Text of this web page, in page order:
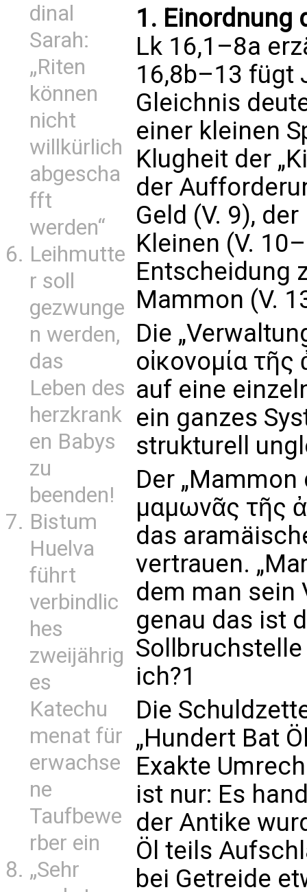
dinal
Sarah:
„Riten
können
nicht
willkürlich
abgescha
fft
werden“
Leihmutte
r soll
gezwunge
n werden,
das
Leben des
herzkrank
en Babys
zu
beenden!
Bistum
Huelva
führt
verbindlic
hes
zweijährig
es
Katechu
menat für
erwachse
ne
Taufbewe
rber ein
„Sehr
1. Einordnung
Lk 16,1–8a
16,8b–13 fügt
Gleichnis
einer kleinen
Klugheit der
der
Geld (V. 9),
Kleinen (V.
Entscheidung
Mammon (V.
Die
οἰκονομία
auf eine
ein ganzes
strukturell
Der
μαμωνᾶς τῆς
das
vertrauen.
dem man sein
genau das ist
ich?1
Die
„Hundert Bat
Exakte
ist nur: Es
der Antike
Öl teils
bei Getreide